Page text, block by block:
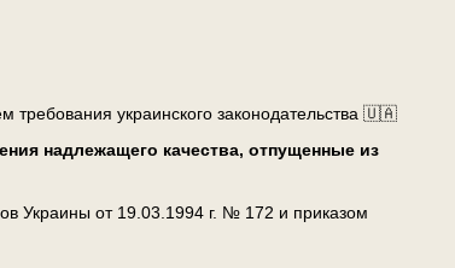
требования украинского законодательства 🇺🇦
надлежащего качества, отпущенные из
Украины от 19.03.1994 г. № 172 и приказом